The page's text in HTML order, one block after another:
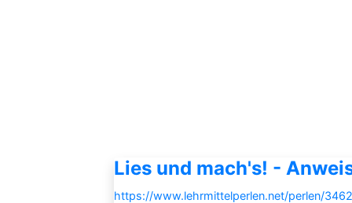
Lies und mach's! -
https://www.lehrmittelperlen.net/perlen/